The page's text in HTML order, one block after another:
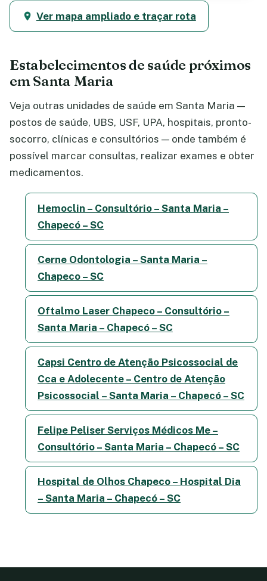
Ver mapa ampliado e traçar rota
Estabelecimentos de saúde próximos
em Santa Maria
Veja outras unidades de saúde em Santa Maria —
postos de saúde, UBS, USF, UPA, hospitais, pronto-
socorro, clínicas e consultórios — onde também é
possível marcar consultas, realizar exames e obter
medicamentos.
Hemoclin – Consultório – Santa Maria –
Chapecó – SC
Cerne Odontologia – Santa Maria –
Chapeco – SC
Oftalmo Laser Chapeco – Consultório –
Santa Maria – Chapecó – SC
Capsi Centro de Atenção Psicossocial de
Cca e Adolecente – Centro de Atenção
Psicossocial – Santa Maria – Chapecó – SC
Felipe Peliser Serviços Médicos Me –
Consultório – Santa Maria – Chapecó – SC
Hospital de Olhos Chapeco – Hospital Dia
– Santa Maria – Chapecó – SC